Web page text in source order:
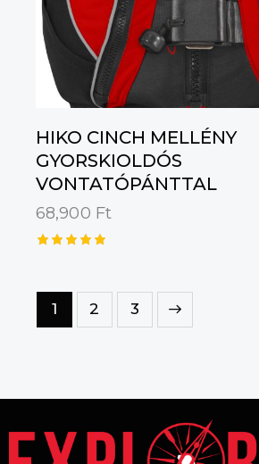
HIKO CINCH MELLÉNY
GYORSKIOLDÓS
VONTATÓPÁNTTAL
68,900 Ft
5.00
/ 5
1 2 3
→